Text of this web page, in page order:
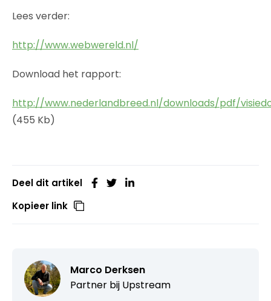
Lees verder:
http://www.webwereld.nl/
Download het rapport:
http://www.nederlandbreed.nl/downloads/pdf/
(455 Kb)
Deel dit artikel
Kopieer link
Marco Derksen
Partner bij Upstream